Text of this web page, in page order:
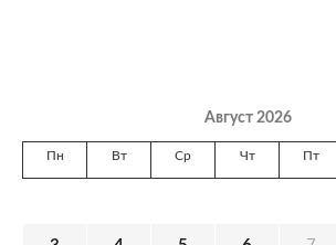
Август 2026
Пн Вт Ср Чт Пт